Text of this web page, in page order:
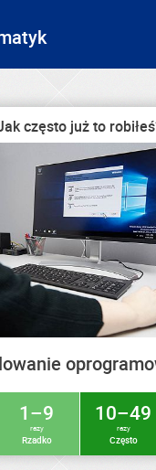
często już to
1–9
razy
Rzadko
10–49
razy
Często